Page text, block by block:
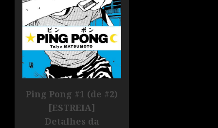
Ping Pong #1 (de #2)
[ESTREIA]
Detalhes da